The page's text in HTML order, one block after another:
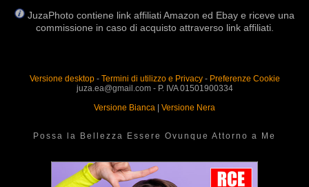
JuzaPhoto contiene link affiliati Amazon ed Ebay e riceve una
commissione in caso di acquisto attraverso link affiliati.
Versione desktop- Termini di utilizzo e Privacy- Preferenze Cookie
juza.ea@gmail.com - P. IVA 01501900334
Versione Bianca
Versione Nera
Possa la Bellezza Essere Ovunque Attorno a Me